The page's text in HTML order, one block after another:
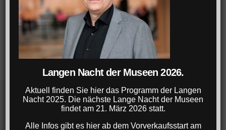
Lange Nacht der Museen Stuttgart
Langen Nacht der Museen 2026.
Aktuell finden Sie hier das Programm der Langen
Nacht 2025. Die nächste Lange Nacht der Museen
findet am 21. März 2026 statt.
Alle Infos gibt es hier ab dem Vorverkaufsstart am